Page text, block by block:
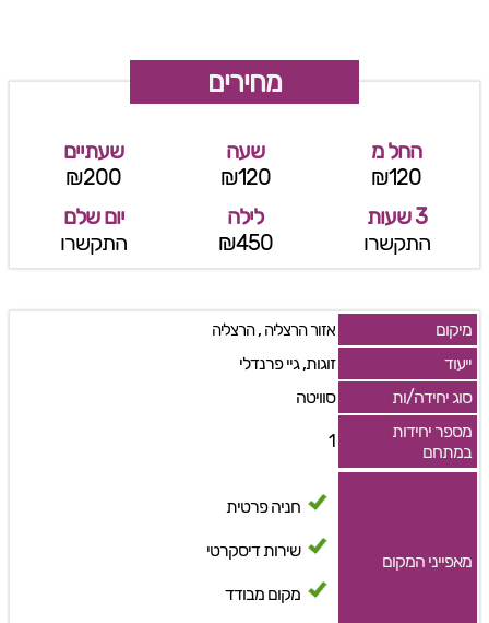
מחירים
החל מ
₪120
שעה
₪120
שעתיים
₪200
3 שעות
התקשרו
לילה
₪450
יום שלם
התקשרו
מיקום אזור הרצליה,הרצליה
ייעוד
זוגות, גיי פרנדלי
סוג יחידה/ות
סוויטה
מספר יחידות
במתחם
1
מאפייני המקום
חניה פרטית
שירות דיסקרטי
מקום מבודד